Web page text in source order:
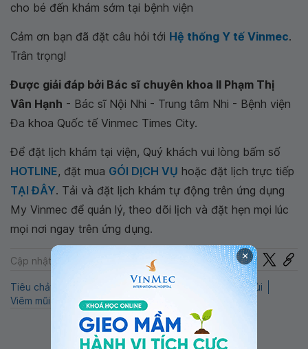
cho bé đến khám sớm tại bệnh viện
Cảm ơn bạn đã đặt câu hỏi tới Hệ thống Y tế Vinmec
Trân trọng!
Được giải đáp bởi Bác sĩ chuyên khoa II Phạm Thị
Vân Hạnh - Bác sĩ Nội Nhi - Trung tâm Nhi - Bệnh viện
Đa khoa Quốc tế Vinmec Times City.
Để đặt lịch khám tại viện, Quý khách vui lòng bấm số
HOTLINE, đặt mua GÓI DỊCH VỤ hoặc đặt lịch trực tiếp
TẠI ĐÂY. Tải và đặt lịch khám tự động trên ứng dụng
My Vinmec để quản lý, theo dõi lịch và đặt hẹn mọi lúc
mọi nơi ngay trên ứng dụng.
Cập nhật: 22-07-2024 Chia sẻ
Tiêu chảy Mất nước Viêm lợi
Hơi thở có mùi
Viêm mũi họng
Nhi Trẻ em
×